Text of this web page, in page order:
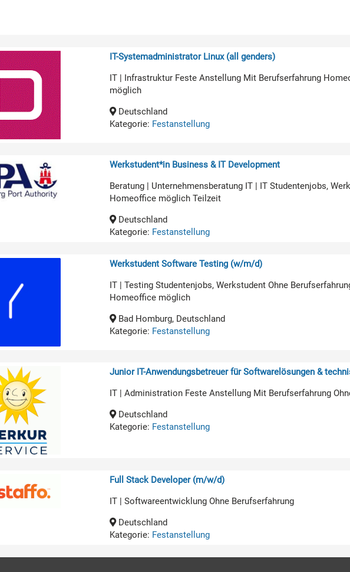
IT-Systemadministrator Linux (all genders)
IT | Infrastruktur Feste Anstellung Mit Berufserfahrung
möglich
Deutschland
Kategorie: Festanstellung
Werkstudent*in Business & IT Development
Beratung | Unternehmensberatung IT | IT Studentenjobs,
Homeoffice möglich Teilzeit
Deutschland
Kategorie: Festanstellung
Werkstudent Software Testing (w/m/d)
IT | Testing Studentenjobs, Werkstudent Ohne
Homeoffice möglich
Bad Homburg, Deutschland
Kategorie: Festanstellung
Junior IT-Anwendungsbetreuer für Softwarelösungen &
IT | Administration Feste Anstellung Mit Berufserfahrung
Deutschland
Kategorie: Festanstellung
Full Stack Developer (m/w/d)
IT | Softwareentwicklung Ohne Berufserfahrung
Deutschland
Kategorie: Festanstellung